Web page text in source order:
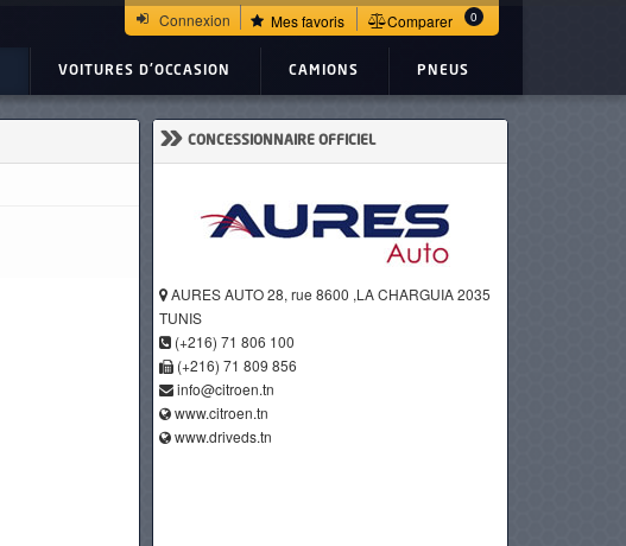
Connexion Mes favoris Comparer 0
VOITURES D'OCCASION CAMIONS PNEUS
» CONCESSIONNAIRE OFFICIEL
AURES AUTO 28, rue 8600 ,LA CHARGUIA 2035
TUNIS
(+216) 71 806 100
(+216) 71 809 856
info@citroen.tn
www.citroen.tn
www.driveds.tn